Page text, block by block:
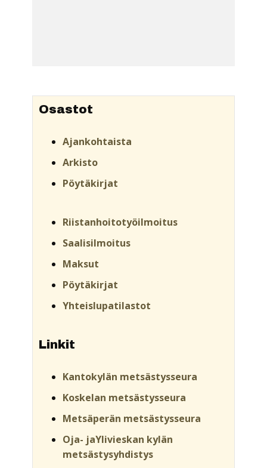
Osastot
Ajankohtaista
Arkisto
Pöytäkirjat
Riistanhoitotyöilmoitus
Saalisilmoitus
Maksut
Pöytäkirjat
Yhteislupatilastot
Linkit
Kantokylän metsästysseura
Koskelan metsästysseura
Metsäperän metsästysseura
Oja- jaYlivieskan kylän
metsästysyhdistys